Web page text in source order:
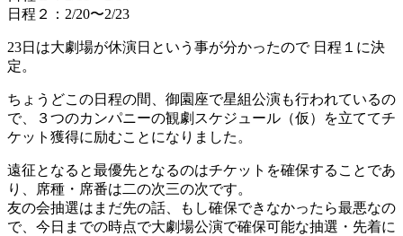
日程２：2/20〜2/23
23日は大劇場が休演日という事が分かったので 日程１に決
定。
ちょうどこの日程の間、御園座で星組公演も行われているの
で、３つのカンパニーの観劇スケジュール（仮）を立ててチ
ケット獲得に励むことになりました。
遠征となると最優先となるのはチケットを確保することであ
り、席種・席番は二の次三の次です。
友の会抽選はまだ先の話、もし確保できなかったら最悪なの
で、今日までの時点で大劇場公演で確保可能な抽選・先着に